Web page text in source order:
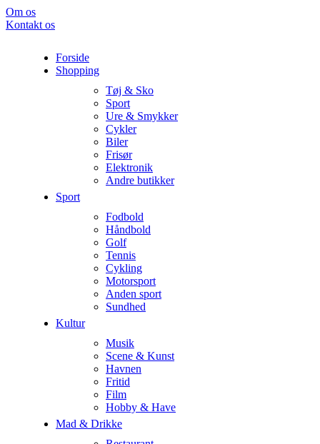
Om os
Kontakt os
Forside
Shopping
Tøj & Sko
Sport
Ure & Smykker
Cykler
Biler
Frisør
Elektronik
Andre butikker
Sport
Fodbold
Håndbold
Golf
Tennis
Cykling
Motorsport
Anden sport
Sundhed
Kultur
Musik
Scene & Kunst
Havnen
Fritid
Film
Hobby & Have
Mad & Drikke